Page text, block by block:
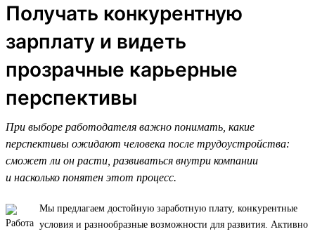
Получать конкурентную
зарплату и видеть
прозрачные карьерные
перспективы
При выборе работодателя важно понимать, какие
перспективы ожидают человека после трудоустройства:
сможет ли он расти, развиваться внутри компании
и насколько понятен этот процесс.
Мы предлагаем достойную заработную плату, конкурентные
условия и разнообразные возможности для развития. Активно